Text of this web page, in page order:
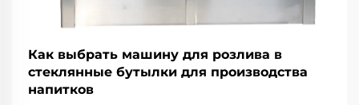
Как выбрать машину для розлива в
стеклянные бутылки для производства
напитков